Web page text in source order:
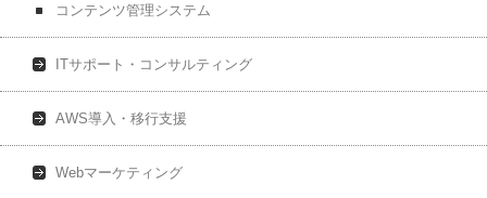
コンテンツ管理システム
ITサポート・コンサルティング
AWS導入・移行支援
Webマーケティング